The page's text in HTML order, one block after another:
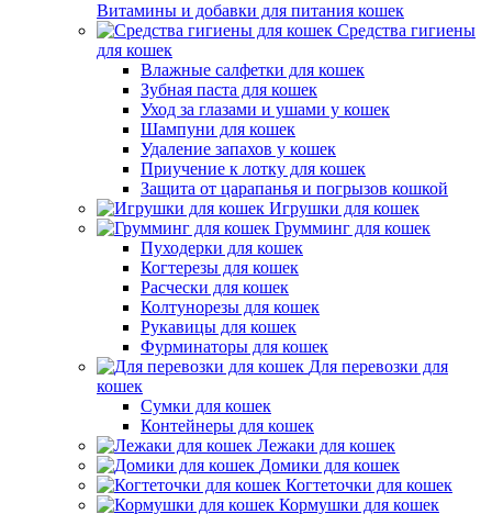
Витамины и добавки для питания кошек
Средства гигиены
для кошек
Влажные салфетки для кошек
Зубная паста для кошек
Уход за глазами и ушами у кошек
Шампуни для кошек
Удаление запахов у кошек
Приучение к лотку для кошек
Защита от царапанья и погрызов кошкой
Игрушки для кошек
Грумминг для кошек
Пуходерки для кошек
Когтерезы для кошек
Расчески для кошек
Колтунорезы для кошек
Рукавицы для кошек
Фурминаторы для кошек
Для перевозки для
кошек
Сумки для кошек
Контейнеры для кошек
Лежаки для кошек
Домики для кошек
Когтеточки для кошек
Кормушки для кошек